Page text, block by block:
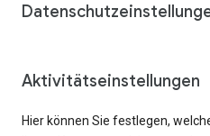
Aktivitätseinstellungen
Hier können Sie festlegen,